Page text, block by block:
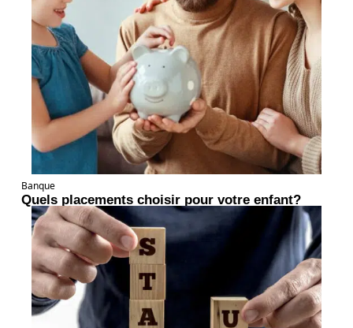
Banque
Quels placements choisir pour votre enfant?